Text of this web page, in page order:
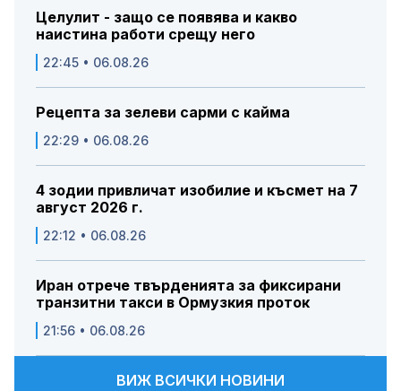
Целулит - защо се появява и какво
наистина работи срещу него
22:45 • 06.08.26
Рецепта за зелеви сарми с кайма
22:29 • 06.08.26
4 зодии привличат изобилие и късмет на 7
август 2026 г.
22:12 • 06.08.26
Иран отрече твърденията за фиксирани
транзитни такси в Ормузкия проток
21:56 • 06.08.26
ВИЖ ВСИЧКИ НОВИНИ